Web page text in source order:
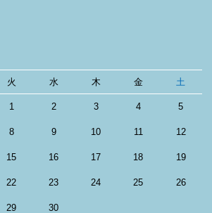
火 水 木 金 土
1 2 3 4 5
8 9 10 11 12
15 16 17 18 19
22 23 24 25 26
29 30